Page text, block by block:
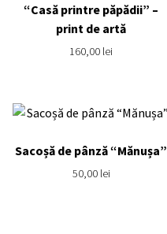
“Casă printre păpădii” –
print de artă
160,00 lei
Sacoșă de pânză “Mănușa”
50,00 lei